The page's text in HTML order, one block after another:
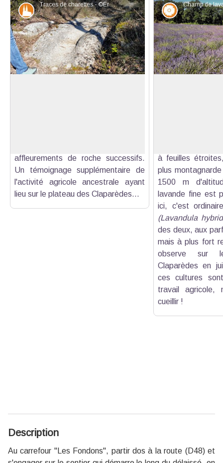
Traces de charettes - ©Eric Garnier - PNR Luberon
Patrimoine et histoire
affleurements de roche successifs.
Un témoignage supplémentaire de
l'activité agricole ancestrale ayant
lieu sur le plateau des Claparèdes...
Flore
à feuilles
plus
1500 m
lavande fine est
ici, c'est
(Lavandula
des deux, aux
mais à plus fort
observe sur
Claparèdes en
ces cultures
travail agricole,
cueillir !
Description
Au carrefour ''Les Fondons'', partir dos à la route (D48) et